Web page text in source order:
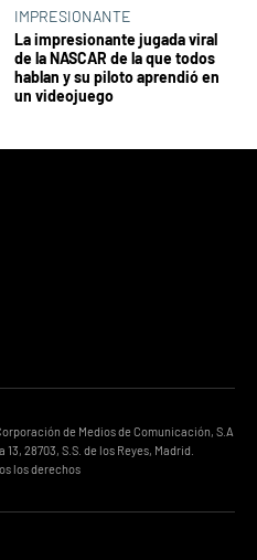
IMPRESIONANTE
La impresionante jugada viral
de la NASCAR de la que todos
hablan y su piloto aprendió en
un videojuego
de Medios de Comunicación, S.A
13, 28703, S.S. de los Reyes, Madrid.
los derechos